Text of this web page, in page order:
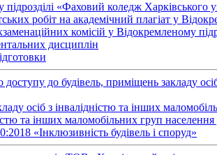
«Фаховий коледж Харківського
робіт на академічний плагіат у
комісій у Відокремленому
дисциплін
до будівель, приміщень закладу
осіб з інвалідністю та інших
та інших маломобільних груп населення
«Інклюзивність будівель і споруд»